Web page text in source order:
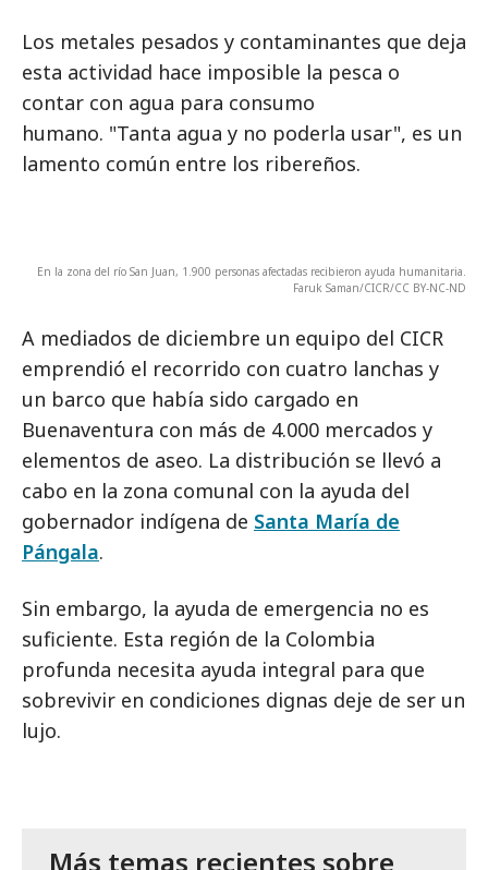
Los metales pesados y contaminantes que deja
esta actividad hace imposible la pesca o
contar con agua para consumo
humano. "Tanta agua y no poderla usar", es un
lamento común entre los ribereños.
En la zona del río San Juan, 1.900 personas afectadas recibieron ayuda humanitaria.
Faruk Saman/CICR/CC BY-NC-ND
A mediados de diciembre un equipo del CICR
emprendió el recorrido con cuatro lanchas y
un barco que había sido cargado en
Buenaventura con más de 4.000 mercados y
elementos de aseo. La distribución se llevó a
cabo en la zona comunal con la ayuda del
gobernador indígena de Santa María de
Pángala.
Sin embargo, la ayuda de emergencia no es
suficiente. Esta región de la Colombia
profunda necesita ayuda integral para que
sobrevivir en condiciones dignas deje de ser un
lujo.
Más temas recientes sobre